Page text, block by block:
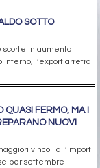
SOTTO
scorte in aumento
interno; l’export arretra
QUASI FERMO, MA I
NUOVI
vincoli all’import
per settembre